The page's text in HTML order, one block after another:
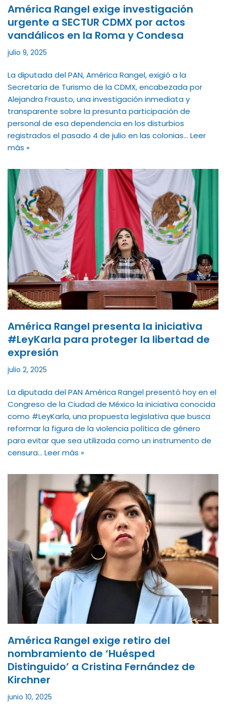
América Rangel exige investigación
urgente a SECTUR CDMX por actos
vandálicos en la Roma y Condesa
julio 9, 2025
La diputada del PAN, América Rangel, exigió a la
Secretaría de Turismo de la CDMX, encabezada por
Alejandra Frausto, una investigación inmediata y
transparente sobre la presunta participación de
personal de esa dependencia en los disturbios
registrados el pasado 4 de julio en las colonias… Leer
más »
América Rangel presenta la iniciativa
#LeyKarla para proteger la libertad de
expresión
julio 2, 2025
La diputada del PAN América Rangel presentó hoy en el
Congreso de la Ciudad de México la iniciativa conocida
como #LeyKarla, una propuesta legislativa que busca
reformar la figura de la violencia política de género
para evitar que sea utilizada como un instrumento de
censura… Leer más »
América Rangel exige retiro del
nombramiento de ‘Huésped
Distinguido’ a Cristina Fernández de
Kirchner
junio 10, 2025